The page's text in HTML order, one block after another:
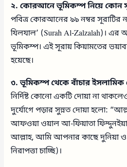
২. কোরআনে ভূমিকম্প নিয়ে কোন
পবিত্র কোরআনের ৯৯ নম্বর
যিলযাল’ (Surah Al-Zalzalah)। এর
ভূমিকম্প। এই সূরায় কিয়ামতের
হয়েছে।
৩. ভূমিকম্প থেকে বাঁচার ইসলামিক
নির্দিষ্ট কোনো একটি দোয়া না
দুর্যোগে পড়ার সুন্নত দোয়া হলো:
আফওয়া ওয়াল আ-ফিয়াতা
আল্লাহ, আমি আপনার কাছে দুনিয়া
নিরাপত্তা চাচ্ছি)।